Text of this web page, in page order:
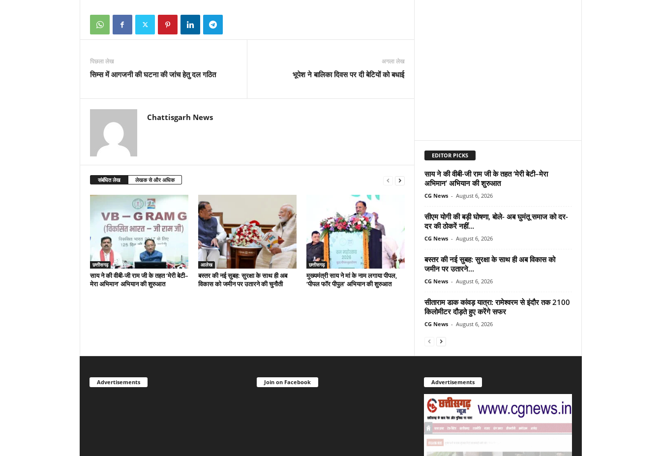
पिछला लेख
सिम्स में आगजनी की घटना की जांच हेतु दल गठित
अगला लेख
भूपेश ने बालिका दिवस पर दी बेटियों को बधाई
Chattisgarh News
संबंधित लेख लेखक से और अधिक
छत्तीसगढ़
साय ने की वीबी-जी राम जी के तहत ‘मेरी बेटी–
मेरा अभिमान’ अभियान की शुरुआत
आलेख
बस्तर की नई सुबह: सुरक्षा के साथ ही अब
विकास को जमीन पर उतारने की चुनौती
छत्तीसगढ़
मुख्यमंत्री साय ने मां के नाम लगाया पीपल,
‘पीपल फॉर पीपुल’ अभियान की शुरुआत
EDITOR PICKS
साय ने की वीबी-जी राम जी के तहत ‘मेरी बेटी–मेरा
अभिमान’ अभियान की शुरुआत
CG News - August 6, 2026
सीएम योगी की बड़ी घोषणा, बोले- अब घुमंतू समाज को दर-
दर की ठोकरें नहीं...
CG News - August 6, 2026
बस्तर की नई सुबह: सुरक्षा के साथ ही अब विकास को
जमीन पर उतारने...
CG News - August 6, 2026
सीताराम डाक कांवड़ यात्रा: रामेश्वरम से इंदौर तक 2100
किलोमीटर दौड़ते हुए करेंगे सफर
CG News - August 6, 2026
Advertisements Join on Facebook Advertisements